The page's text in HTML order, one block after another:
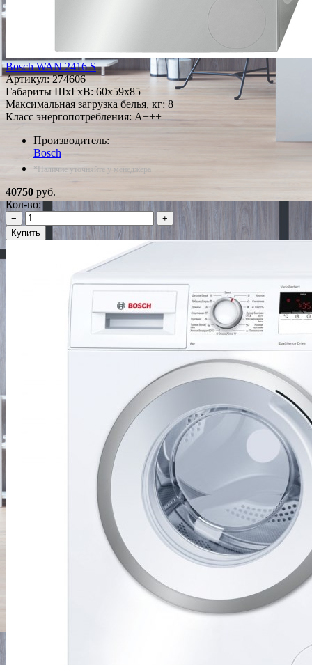
Bosch WAN 2416 S
Артикул:274606
Габариты ШxГxВ: 60x59x85
Максимальная загрузка белья, кг: 8
Класс энергопотребления: A+++
Производитель:
Bosch
*Наличие уточняйте у менеджера
40750 руб.
Кол-во:
−
+
Купить